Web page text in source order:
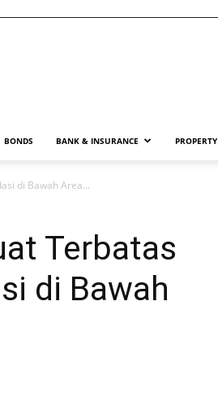
BONDS BANK & INSURANCE PROPERTY
di Bawah Area...
Terbatas
di Bawah